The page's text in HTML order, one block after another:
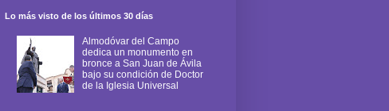
Lo más visto de los últimos 30 días
Almodóvar del Campo
dedica un monumento en
bronce a San Juan de Ávila
bajo su condición de Doctor
de la Iglesia Universal